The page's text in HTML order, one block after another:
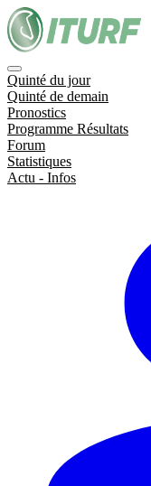
Quinté du jour
Quinté de demain
Pronostics
Programme Résultats
Forum
Statistiques
Actu - Infos